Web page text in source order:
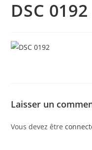
DSC 0192
Laisser un
Vous devez être